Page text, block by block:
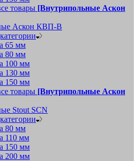
товары [Внутрипольные Аскон
Аскон КВП-В
65 мм
80 мм
100 мм
130 мм
150 мм
товары [Внутрипольные Аскон
Stout SCN
80 мм
110 мм
150 мм
200 мм